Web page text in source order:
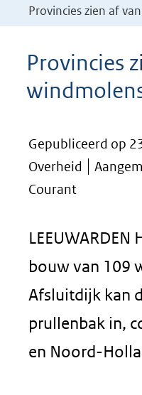
Provincies zien af
Provincies
Gepubliceerd op
Overheid
Courant
bouw van 109
Afsluitdijk kan
prullenbak in,
en Noord-